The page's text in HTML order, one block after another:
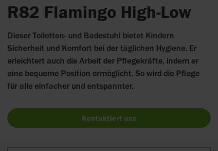
R82 Flamingo High-Low
Dieser Toiletten- und Badestuhl bietet Kindern
Sicherheit und Komfort bei der täglichen Hygiene. Er
erleichtert auch die Arbeit der Pflegekräfte, indem er
eine bequeme Position ermöglicht. So wird die Pflege
für alle einfacher und entspannter.
Kontaktiert uns